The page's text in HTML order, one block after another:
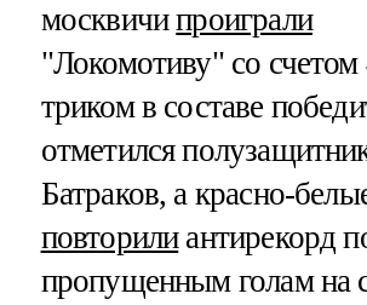
москвичипроиграли
"Локомотиву" со
триком в составе
отметился
Батраков, а красно-
повторилиантирекорд
пропущенным голам на